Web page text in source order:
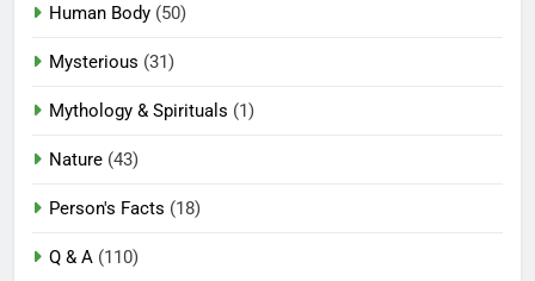
Human Body (50)
Mysterious (31)
Mythology & Spirituals (1)
Nature (43)
Person's Facts (18)
Q & A (110)